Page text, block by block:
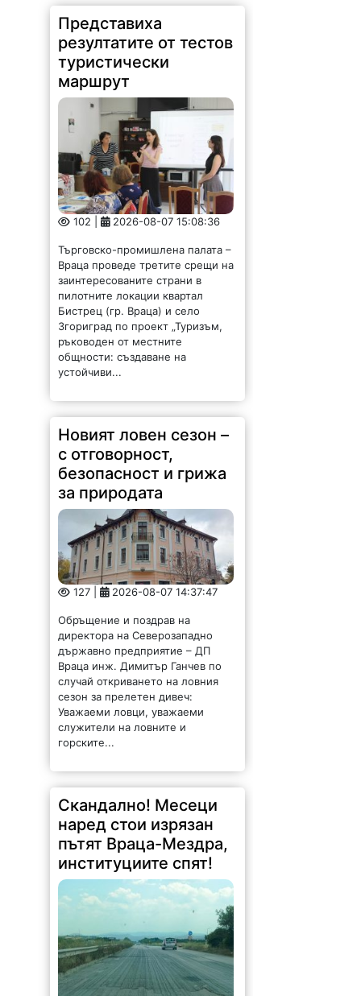
Представиха
резултатите от тестов
туристически
маршрут
102 | 2026-08-07 15:08:36
Търговско-промишлена палата –
Враца проведе третите срещи на
заинтересованите страни в
пилотните локации квартал
Бистрец (гр. Враца) и село
Згориград по проект „Туризъм,
ръководен от местните
общности: създаване на
устойчиви...
Новият ловен сезон –
с отговорност,
безопасност и грижа
за природата
127 | 2026-08-07 14:37:47
Обръщение и поздрав на
директора на Северозападно
държавно предприятие – ДП
Враца инж. Димитър Ганчев по
случай откриването на ловния
сезон за прелетен дивеч:
Уважаеми ловци, уважаеми
служители на ловните и
горските...
Скандално! Месеци
наред стои изрязан
пътят Враца-Мездра,
институциите спят!